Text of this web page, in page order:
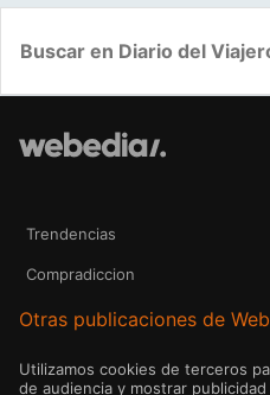
Trendencias
Compradiccion
Otras publicaciones de
Utilizamos cookies de terceros
de audiencia y mostrar